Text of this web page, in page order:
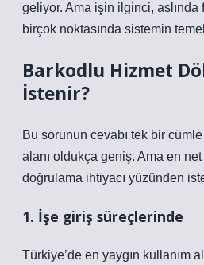
geliyor. Ama işin ilginci, aslında
birçok noktasında sistemin
Barkodlu Hizmet
İstenir?
Bu sorunun cevabı tek bir
alanı oldukça geniş. Ama en
doğrulama ihtiyacı yüzünden
1. İşe giriş süreçlerinde
Türkiye’de en yaygın kullanım